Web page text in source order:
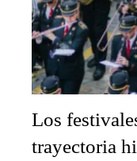
Los
trayectoria